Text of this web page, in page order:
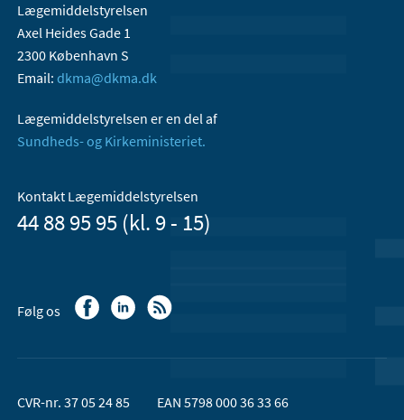
Lægemiddelstyrelsen
Axel Heides Gade 1
2300 København S
Email: dkma@dkma.dk
Lægemiddelstyrelsen er en del af
Sundheds- og Kirkeministeriet.
Kontakt Lægemiddelstyrelsen
44 88 95 95 (kl. 9 - 15)
Følg os
CVR-nr. 37 05 24 85 EAN 5798 000 36 33 66